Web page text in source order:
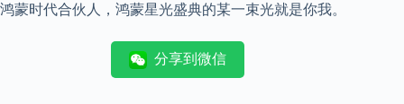
鸿蒙时代合伙人， 鸿蒙星光盛典的某一束光就是你我。
分享到微信